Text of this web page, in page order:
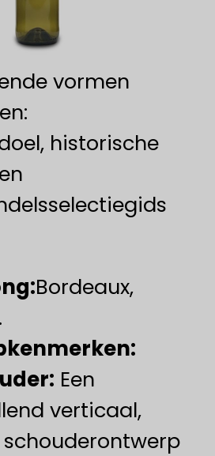
vormen
historische
Bordeaux,
​ Een
verticaal,